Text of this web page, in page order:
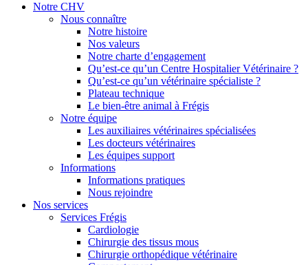
Notre CHV
Nous connaître
Notre histoire
Nos valeurs
Notre charte d’engagement
Qu’est-ce qu’un Centre Hospitalier Vétérinaire ?
Qu’est-ce qu’un vétérinaire spécialiste ?
Plateau technique
Le bien-être animal à Frégis
Notre équipe
Les auxiliaires vétérinaires spécialisées
Les docteurs vétérinaires
Les équipes support
Informations
Informations pratiques
Nous rejoindre
Nos services
Services Frégis
Cardiologie
Chirurgie des tissus mous
Chirurgie orthopédique vétérinaire